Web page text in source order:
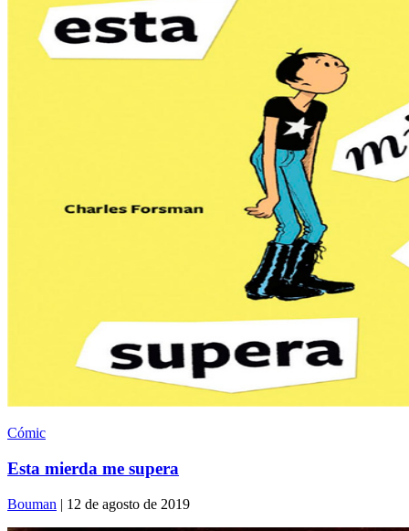
Cómic
Esta mierda me supera
Bouman | 12 de agosto de 2019